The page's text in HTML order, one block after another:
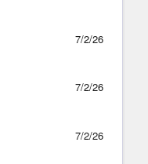
7/2/26
7/2/26
7/2/26